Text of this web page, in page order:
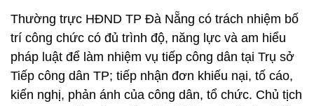
Thường trực HĐND TP Đà Nẵng có trách nhiệm bố
trí công chức có đủ trình độ, năng lực và am hiểu
pháp luật để làm nhiệm vụ tiếp công dân tại Trụ sở
Tiếp công dân TP; tiếp nhận đơn khiếu nại, tố cáo,
kiến nghị, phản ánh của công dân, tổ chức. Chủ tịch